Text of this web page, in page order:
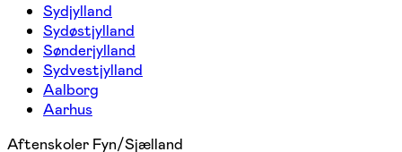
Sydjylland
Sydøstjylland
Sønderjylland
Sydvestjylland
Aalborg
Aarhus
Aftenskoler Fyn/Sjælland